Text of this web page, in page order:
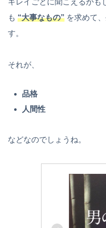
も “大事なもの” を求めて
す。
それが、
品格
人間性
などなのでしょうね。